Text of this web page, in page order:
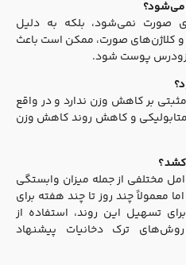
صورت نمی‌شود، بلکه به دلیل
صورت، ممکن است باعث
پوست شود.
بر کاهش وزن ندارد و در واقع
و کاهش روند کاهش وزن
مختلفی از جمله میزان وابستگی
معمولاً چند روز تا چند هفته برای
تسهیل این روند، استفاده از
ترک دخانیات پیشنهاد